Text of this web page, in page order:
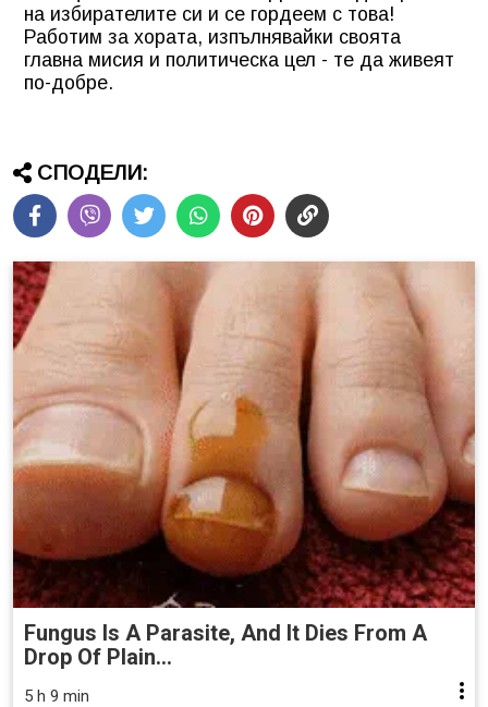
на избирателите си и се гордеем с това!
Работим за хората, изпълнявайки своята
главна мисия и политическа цел - те да живеят
по-добре.
СПОДЕЛИ:
Fungus Is A Parasite, And It Dies From A
Drop Of Plain...
5 h 9 min